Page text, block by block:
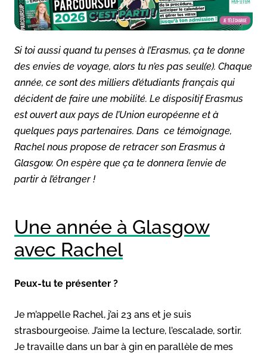
Si toi aussi quand tu penses à l’Erasmus, ça te donne
des envies de voyage, alors tu n’es pas seul(e). Chaque
année, ce sont des milliers d’étudiants français qui
décident de faire une mobilité. Le dispositif Erasmus
est ouvert aux pays de l’Union européenne et à
quelques pays partenaires. Dans ce témoignage,
Rachel nous propose de retracer son Erasmus à
Glasgow. On espère que ça te donnera l’envie de
partir à l’étranger !
Une année à Glasgow
avec Rachel
Peux-tu te présenter ?
Je m’appelle Rachel, j’ai 23 ans et je suis
strasbourgeoise. J’aime la lecture, l’escalade, sortir.
Je travaille dans un bar à gin en parallèle de mes